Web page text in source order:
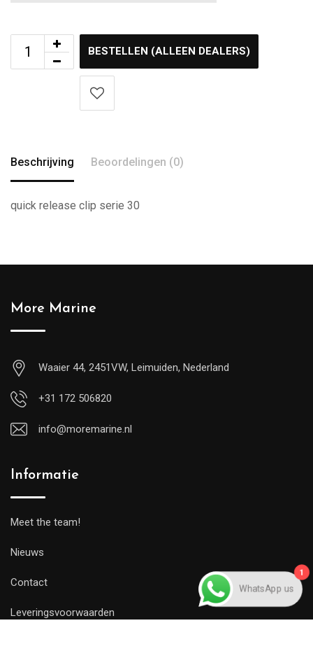
BESTELLEN (ALLEEN DEALERS)
Beschrijving Beoordelingen (0)
quick release clip serie 30
More Marine
Waaier 44, 2451VW, Leimuiden, Nederland
+31 172 506820
info@moremarine.nl
Informatie
Meet the team!
Nieuws
Contact
Leveringsvoorwaarden
1
WhatsApp us